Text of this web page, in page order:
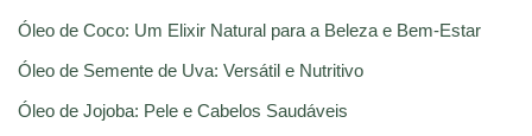
Óleo de Coco: Um Elixir Natural para a Beleza e Bem-Estar
Óleo de Semente de Uva: Versátil e Nutritivo
Óleo de Jojoba: Pele e Cabelos Saudáveis